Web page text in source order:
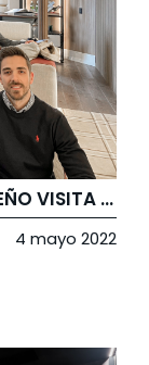
NUESTRO DEPARTAMENTO DE DISEÑO VISITA CASA DECOR 2022
4 mayo 2022